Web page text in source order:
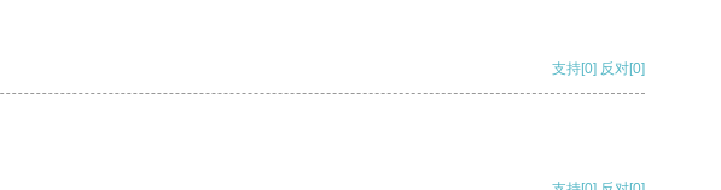
支持[0] 反对[0]